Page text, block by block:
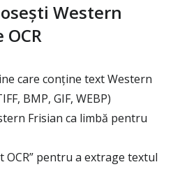
Western
care conține text Western
BMP, GIF, WEBP)
Frisian ca limbă pentru
OCR” pentru a extrage textul